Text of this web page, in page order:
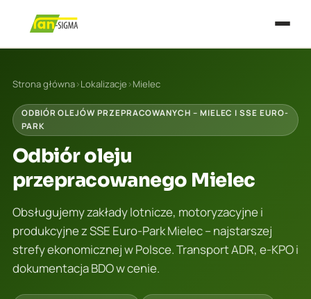
Strona główna›Lokalizacje ›Mielec
ODBIÓR OLEJÓW PRZEPRACOWANYCH – MIELEC I SSE EURO-
PARK
Odbiór oleju
przepracowanego Mielec
Obsługujemy zakłady lotnicze, motoryzacyjne i
produkcyjne z SSE Euro-Park Mielec – najstarszej
strefy ekonomicznej w Polsce. Transport ADR, e-KPO i
dokumentacja BDO w cenie.